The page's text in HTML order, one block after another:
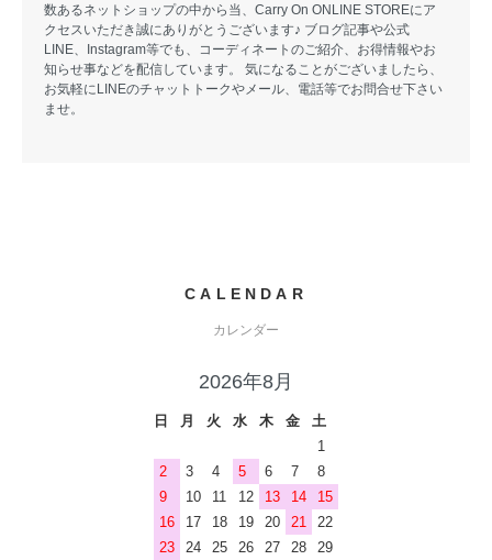
数あるネットショップの中から当、Carry On ONLINE STOREにア
クセスいただき誠にありがとうございます♪ ブログ記事や公式
LINE、Instagram等でも、コーディネートのご紹介、お得情報やお
知らせ事などを配信しています。 気になることがございましたら、
お気軽にLINEのチャットトークやメール、電話等でお問合せ下さい
ませ。
CALENDAR
カレンダー
2026年8月
日 月 火 水 木 金
土
1
2
3 4 5 6 7
8
9
10 11 12 13 14
15
16
17 18 19 20 21
22
23
24 25 26 27 28
29